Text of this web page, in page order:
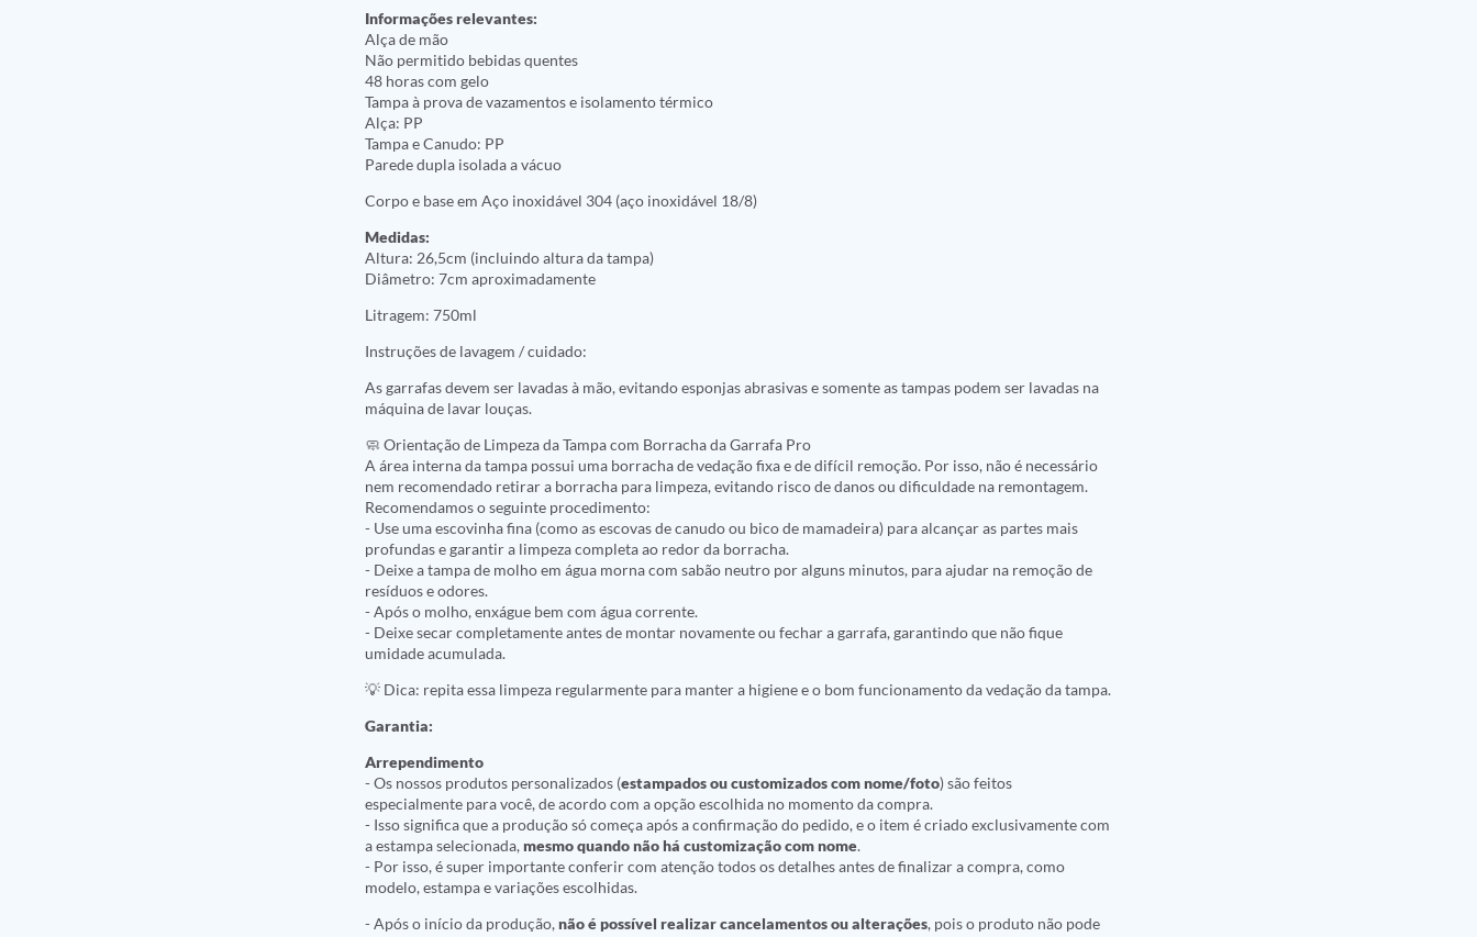
Informações relevantes:
Alça de mão
Não permitido bebidas quentes
48 horas com gelo
Tampa à prova de vazamentos e isolamento térmico
Alça: PP
Tampa e Canudo: PP
Parede dupla isolada a vácuo
Corpo e base em Aço inoxidável 304 (aço inoxidável 18/8)
Medidas:
Altura: 26,5cm (incluindo altura da tampa)
Diâmetro: 7cm aproximadamente
Litragem: 750ml
Instruções de lavagem / cuidado:
As garrafas devem ser lavadas à mão, evitando esponjas abrasivas e somente as tampas podem ser lavadas na
máquina de lavar louças.
🧼 Orientação de Limpeza da Tampa com Borracha da Garrafa Pro
A área interna da tampa possui uma borracha de vedação fixa e de difícil remoção. Por isso, não é necessário
nem recomendado retirar a borracha para limpeza, evitando risco de danos ou dificuldade na remontagem.
Recomendamos o seguinte procedimento:
- Use uma escovinha fina (como as escovas de canudo ou bico de mamadeira) para alcançar as partes mais
profundas e garantir a limpeza completa ao redor da borracha.
- Deixe a tampa de molho em água morna com sabão neutro por alguns minutos, para ajudar na remoção de
resíduos e odores.
- Após o molho, enxágue bem com água corrente.
- Deixe secar completamente antes de montar novamente ou fechar a garrafa, garantindo que não fique
umidade acumulada.
💡 Dica: repita essa limpeza regularmente para manter a higiene e o bom funcionamento da vedação da tampa.
Garantia:
Arrependimento
- Os nossos produtos personalizados (estampados ou customizados com nome/foto) são feitos
especialmente para você, de acordo com a opção escolhida no momento da compra.
- Isso significa que a produção só começa após a confirmação do pedido, e o item é criado exclusivamente com
a estampa selecionada,mesmo quando não há customização com nome.
- Por isso, é super importante conferir com atenção todos os detalhes antes de finalizar a compra, como
modelo, estampa e variações escolhidas.
- Após o início da produção,não é possível realizar cancelamentos ou alterações, pois o produto não pode